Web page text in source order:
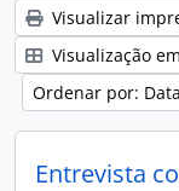
Visualizar
Visualização
Ordenar por:
Entrevista